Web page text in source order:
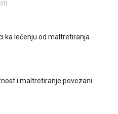
ka lečenju od maltretiranja
i maltretiranje povezani